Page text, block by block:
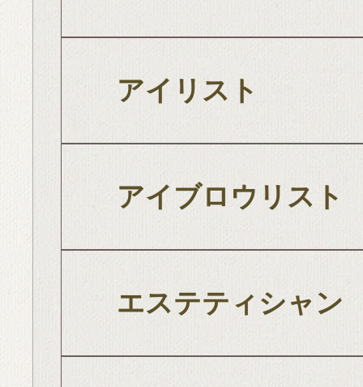
アイリスト
アイブロウリスト
エステティシャン